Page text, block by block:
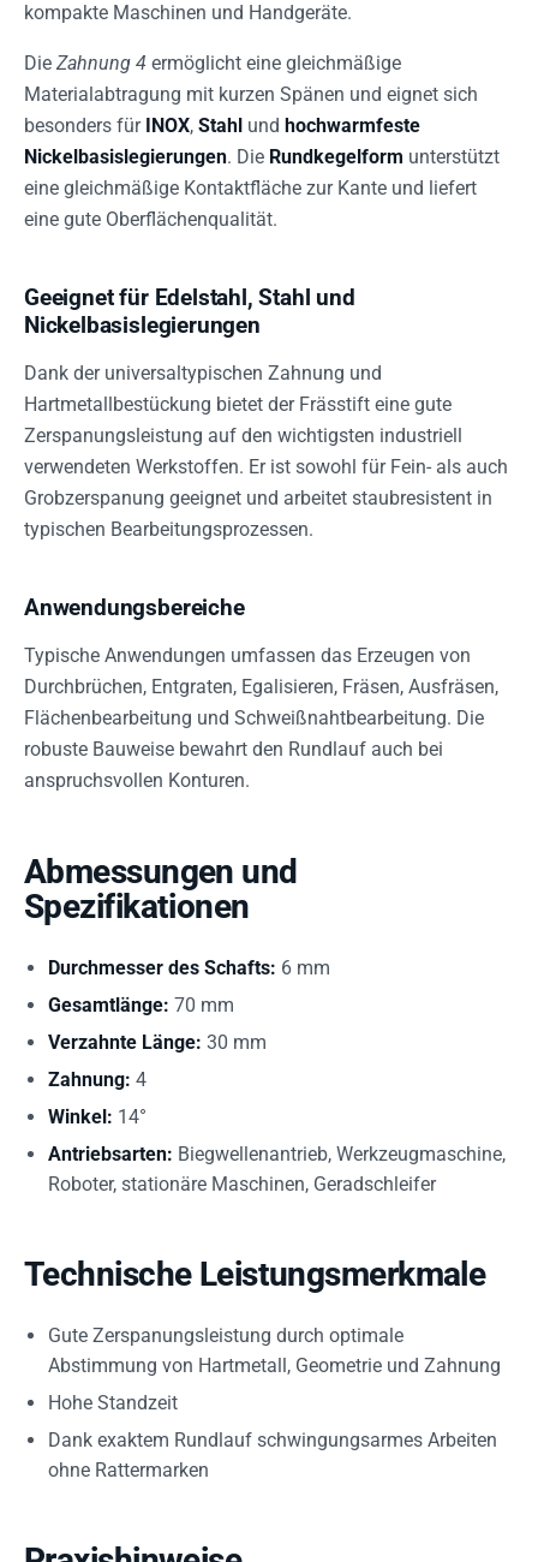
kompakte Maschinen und Handgeräte.
Die Zahnung 4 ermöglicht eine gleichmäßige
Materialabtragung mit kurzen Spänen und eignet sich
besonders für INOX, Stahl und hochwarmfeste
Nickelbasislegierungen. Die Rundkegelform unterstützt
eine gleichmäßige Kontaktfläche zur Kante und liefert
eine gute Oberflächenqualität.
Geeignet für Edelstahl, Stahl und
Nickelbasislegierungen
Dank der universaltypischen Zahnung und
Hartmetallbestückung bietet der Frässtift eine gute
Zerspanungsleistung auf den wichtigsten industriell
verwendeten Werkstoffen. Er ist sowohl für Fein- als auch
Grobzerspanung geeignet und arbeitet staubresistent in
typischen Bearbeitungsprozessen.
Anwendungsbereiche
Typische Anwendungen umfassen das Erzeugen von
Durchbrüchen, Entgraten, Egalisieren, Fräsen, Ausfräsen,
Flächenbearbeitung und Schweißnahtbearbeitung. Die
robuste Bauweise bewahrt den Rundlauf auch bei
anspruchsvollen Konturen.
Abmessungen und
Spezifikationen
Durchmesser des Schafts: 6 mm
Gesamtlänge: 70 mm
Verzahnte Länge: 30 mm
Zahnung: 4
Winkel: 14°
Antriebsarten: Biegwellenantrieb, Werkzeugmaschine,
Roboter, stationäre Maschinen, Geradschleifer
Technische Leistungsmerkmale
Gute Zerspanungsleistung durch optimale
Abstimmung von Hartmetall, Geometrie und Zahnung
Hohe Standzeit
Dank exaktem Rundlauf schwingungsarmes Arbeiten
ohne Rattermarken